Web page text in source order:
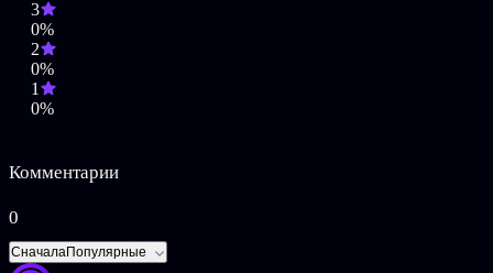
its Content providers.All titles, content, publisher names,
trademarks, artwork, and associated imagery are trademarks
and/or copyright material of their respective owners. All rights
reserved.
3
0%
2
0%
1
0%
Комментарии
0
СначалаПопулярные